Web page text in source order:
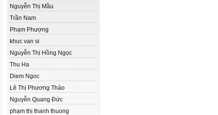
Nguyễn Thị Mầu
Trần Nam
Phạm Phượng
khuc van si
Nguyễn Thị Hồng Ngọc
Thu Ha
Diem Ngoc
Lê Thị Phương Thảo
Nguyễn Quang Đức
phạm thị thanh thuong